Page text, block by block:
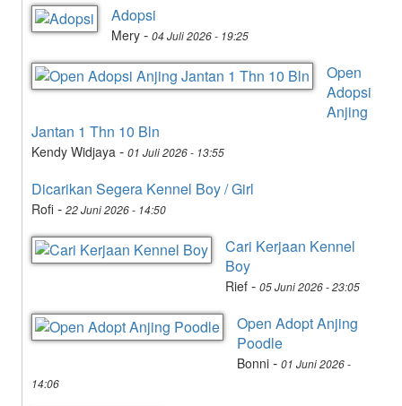
Adopsi
Mery - 04 Juli 2026 - 19:25
Open
Adopsi
Anjing
Jantan 1 Thn 10 Bln
Kendy Widjaya - 01 Juli 2026 - 13:55
Dicarikan Segera Kennel Boy / Girl
Rofi - 22 Juni 2026 - 14:50
Cari Kerjaan Kennel
Boy
Rief - 05 Juni 2026 - 23:05
Open Adopt Anjing
Poodle
Bonni - 01 Juni 2026 -
14:06